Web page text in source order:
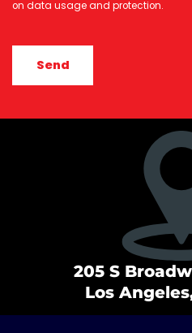
on data usage and protection.
205 S
Los